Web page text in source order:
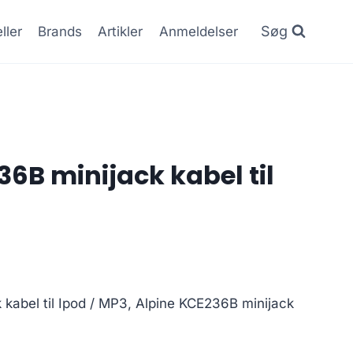
Brands Artikler Anmeldelser Søg
minijack kabel til
kabel til Ipod / MP3, Alpine KCE236B minijack